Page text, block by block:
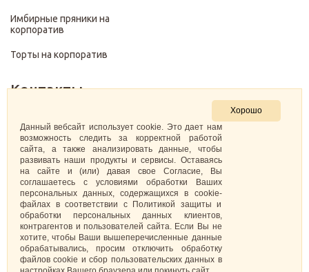
Имбирные пряники на
корпоратив
Торты на корпоратив
Контакты
+7 (499) 322-28-29
pirojenka.rf@gmail.com
Москва, Павелецкая набережная 10к1
ИНН: 773575794220
Самозанятая Кретова Анастасия Юрьевна
Хорошо
Данный вебсайт использует cookie. Это дает нам
возможность следить за корректной работой
сайта, а также анализировать данные, чтобы
развивать наши продукты и сервисы. Оставаясь
на сайте и (или) давая свое Согласие, Вы
соглашаетесь с условиями обработки Ваших
персональных данных, содержащихся в cookie-
файлах в соответствии с Политикой защиты и
обработки персональных данных клиентов,
контрагентов и пользователей сайта. Если Вы не
хотите, чтобы Ваши вышеперечисленные данные
обрабатывались, просим отключить обработку
файлов cookie и сбор пользовательских данных в